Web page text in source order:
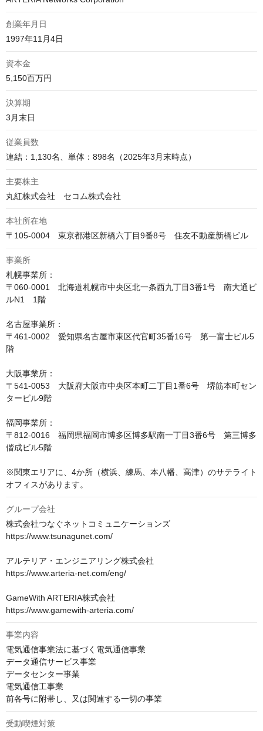
創業年月日
1997年11月4日
資本金
5,150百万円
決算期
3月末日
従業員数
連結：1,130名、単体：898名（2025年3月末時点）
主要株主
丸紅株式会社　セコム株式会社
本社所在地
〒105-0004　東京都港区新橋六丁目9番8号　住友不動産新橋ビル
事業所
札幌事業所：
〒060-0001　北海道札幌市中央区北一条西九丁目3番1号　南大通ビ
ルN1　1階
名古屋事業所：
〒461-0002　愛知県名古屋市東区代官町35番16号　第一富士ビル5
階
大阪事業所：
〒541-0053　大阪府大阪市中央区本町二丁目1番6号　堺筋本町セン
タービル9階
福岡事業所：
〒812-0016　福岡県福岡市博多区博多駅南一丁目3番6号　第三博多
偕成ビル5階
※関東エリアに、4か所（横浜、練馬、本八幡、高津）のサテライト
オフィスがあります。
グループ会社
株式会社つなぐネットコミュニケーションズ
https://www.tsunagunet.com/
アルテリア・エンジニアリング株式会社
https://www.arteria-net.com/eng/
GameWith ARTERIA株式会社
https://www.gamewith-arteria.com/
事業内容
電気通信事業法に基づく電気通信事業
データ通信サービス事業
データセンター事業
電気通信工事業
前各号に附帯し、又は関連する一切の事業
受動喫煙対策